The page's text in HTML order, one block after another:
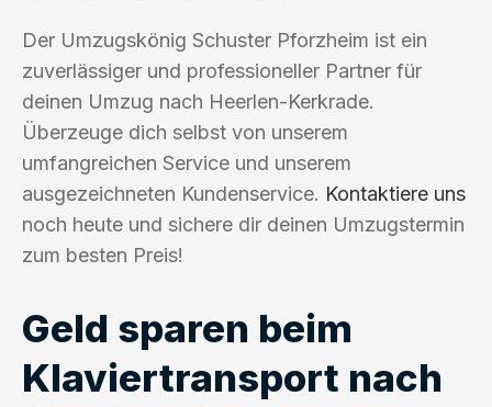
Der Umzugskönig Schuster Pforzheim ist ein
zuverlässiger und professioneller Partner für
deinen Umzug nach Heerlen-Kerkrade.
Überzeuge dich selbst von unserem
umfangreichen Service und unserem
ausgezeichneten Kundenservice. Kontaktiere uns
noch heute und sichere dir deinen Umzugstermin
zum besten Preis!
Geld sparen beim
Klaviertransport nach